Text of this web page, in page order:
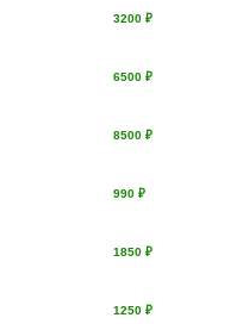
3200 ₽
6500 ₽
8500 ₽
990 ₽
1850 ₽
1250 ₽